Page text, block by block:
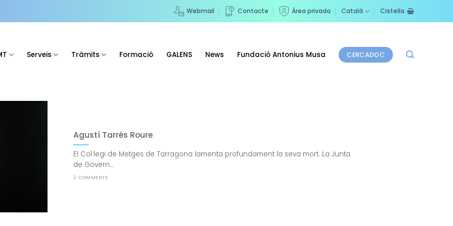
Webmail Contacte Àrea privada Català Cistella
Serveis Tràmits Formació GALENS News Fundació Antonius Musa CERCADOC
Agustí Tarrés Roure
El Col·legi de Metges de Tarragona lamenta profundament la seva mort. La Junta
de Govern...
2 COMMENTS